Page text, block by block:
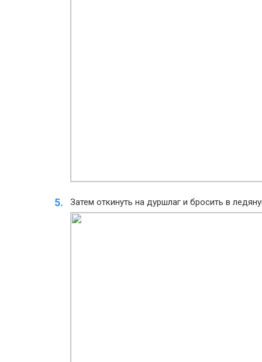
Затем откинуть на дуршлаг и бросить в